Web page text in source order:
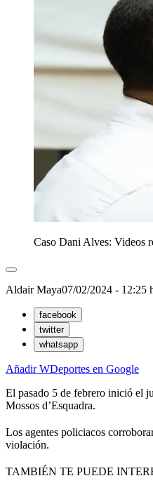
Caso Dani Alves: Videos
Aldair Maya07/02/2024 - 12:25
facebook
twitter
whatsapp
Añadir WDeportes en Google
El pasado 5 de febrero inició el
Mossos d’Esquadra.
Los agentes policiacos
violación.
TAMBIÉN TE PUEDE